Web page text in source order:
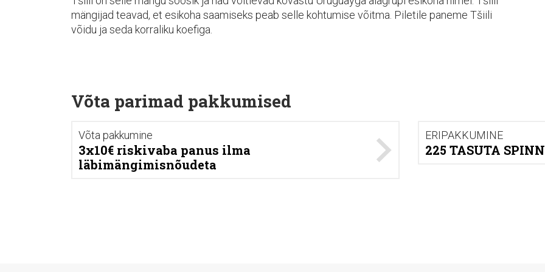
mängijad teavad, et esikoha saamiseks peab selle kohtumise võitma. Piletile paneme Tšiili
võidu ja seda korraliku koefiga.
Võta parimad pakkumised
Võta pakkumine
3x10€ riskivaba panus ilma
läbimängimisnõudeta
ERIPAKKUMINE
225 TASUTA